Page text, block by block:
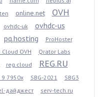
online.net OVH
ovhdc-uk ovhdc-us
pq.hosting
ProHoster
Cloud OVH Qrator Labs
reg.cloud REG.RU
9 7950x SBG-2021 SBG3
дайджест
serv-tech.ru